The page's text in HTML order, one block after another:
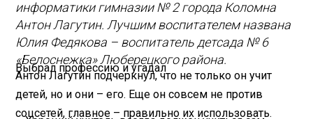
информатики гимназии № 2 города Коломна
Антон Лагутин. Лучшим воспитателем названа
Юлия Федякова – воспитатель детсада № 6
«Белоснежка» Люберецкого района.
Выбрал профессию и угадал
Антон Лагутин подчеркнул, что не только он учит
детей, но и они – его. Еще он совсем не против
соцсетей, главное – правильно их использовать.